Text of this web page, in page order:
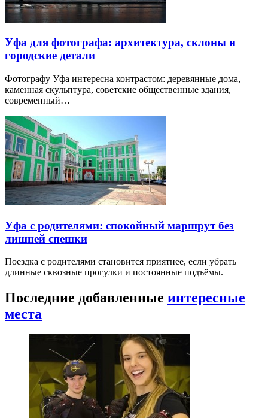
Уфа для фотографа: архитектура, склоны и
городские детали
Фотографу Уфа интересна контрастом: деревянные дома,
каменная скульптура, советские общественные здания,
современный…
Уфа с родителями: спокойный маршрут без
лишней спешки
Поездка с родителями становится приятнее, если убрать
длинные сквозные прогулки и постоянные подъёмы.
Последние добавленные интересные
места